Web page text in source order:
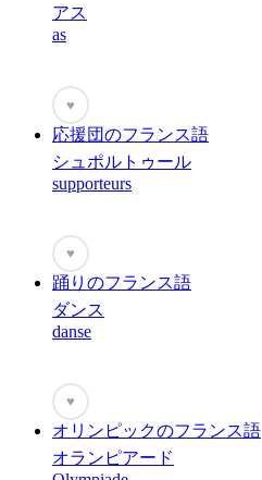
アス
as
♥
応援団のフランス語
シュポルトゥール
supporteurs
♥
踊りのフランス語
ダンス
danse
♥
オリンピックのフランス語
オランピアード